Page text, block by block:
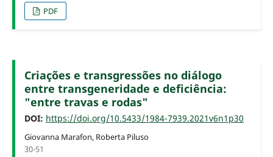
PDF
Criações e transgressões no diálogo
entre transgeneridade e deficiência:
"entre travas e rodas"
DOI: https://doi.org/10.5433/1984-7939.2021v6n1p30
Giovanna Marafon, Roberta Piluso
30-51